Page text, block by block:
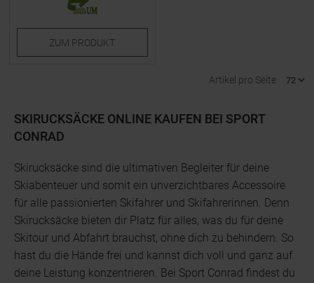
ZUM PRODUKT
Artikel pro Seite
SKIRUCKSÄCKE ONLINE KAUFEN BEI SPORT
CONRAD
Skirucksäcke sind die ultimativen Begleiter für deine
Skiabenteuer und somit ein unverzichtbares Accessoire
für alle passionierten Skifahrer und Skifahrerinnen. Denn
Skirucksäcke bieten dir Platz für alles, was du für deine
Skitour und Abfahrt brauchst, ohne dich zu behindern. So
hast du die Hände frei und kannst dich voll und ganz auf
deine Leistung konzentrieren. Bei Sport Conrad findest du